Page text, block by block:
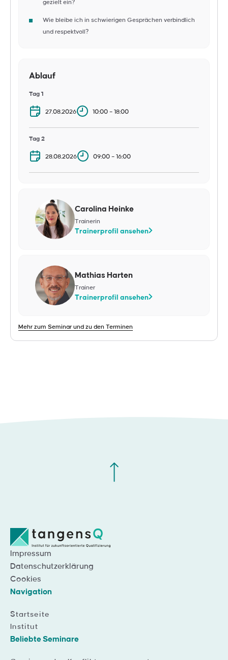
gezielt ein?
Wie bleibe ich in schwierigen Gesprächen verbindlich
und respektvoll?
Ablauf
Tag 1
27.08.2026 10:00 – 18:00
Tag 2
28.08.2026 09:00 – 16:00
Carolina Heinke
Trainerin
Trainerprofil ansehen
Mathias Harten
Trainer
Trainerprofil ansehen
Mehr zum Seminar und zu den Terminen
Impressum
Datenschutzerklärung
Cookies
Navigation
Startseite
Institut
Beliebte Seminare